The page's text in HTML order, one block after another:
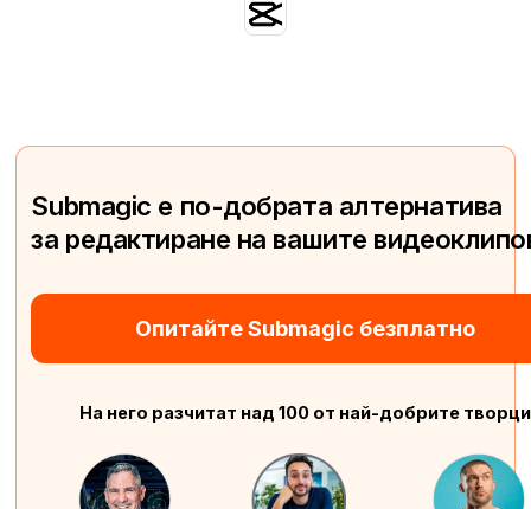
Submagic е по-добрата алтернатива
за редактиране на вашите
Опитайте Submagic безплатно
На него разчитат над 100 от най-добрите творци